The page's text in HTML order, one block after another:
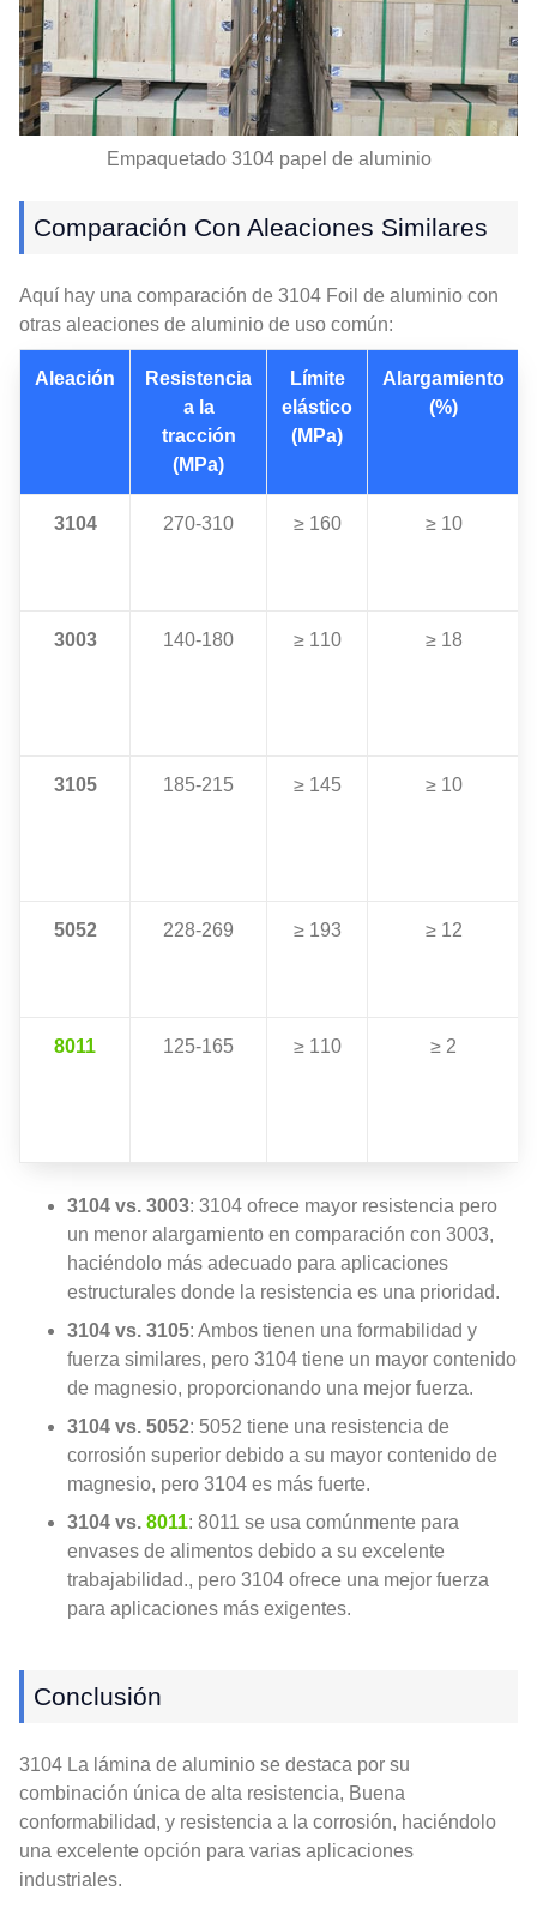
Empaquetado 3104 papel de aluminio
Comparación Con Aleaciones Similares
Aquí hay una comparación de 3104 Foil de aluminio con
otras aleaciones de aluminio de uso común:
Aleación
Resistencia
a la
tracción
(MPa)
Límite
elástico
(MPa)
Alargamiento
(%)
3104 270-310 ≥ 160 ≥ 10
3003 140-180 ≥ 110 ≥ 18
3105 185-215 ≥ 145 ≥ 10
5052 228-269 ≥ 193 ≥ 12
8011 125-165 ≥ 110 ≥ 2
3104 vs. 3003: 3104 ofrece mayor resistencia pero
un menor alargamiento en comparación con 3003,
haciéndolo más adecuado para aplicaciones
estructurales donde la resistencia es una prioridad.
3104 vs. 3105: Ambos tienen una formabilidad y
fuerza similares, pero 3104 tiene un mayor contenido
de magnesio, proporcionando una mejor fuerza.
3104 vs. 5052: 5052 tiene una resistencia de
corrosión superior debido a su mayor contenido de
magnesio, pero 3104 es más fuerte.
3104 vs. 8011: 8011 se usa comúnmente para
envases de alimentos debido a su excelente
trabajabilidad., pero 3104 ofrece una mejor fuerza
para aplicaciones más exigentes.
Conclusión
3104 La lámina de aluminio se destaca por su
combinación única de alta resistencia, Buena
conformabilidad, y resistencia a la corrosión, haciéndolo
una excelente opción para varias aplicaciones
industriales.